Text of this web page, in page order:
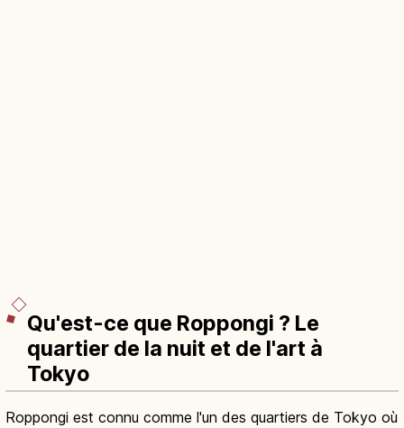
Qu'est-ce que Roppongi ? Le
quartier de la nuit et de l'art à
Tokyo
Roppongi est connu comme l'un des quartiers de Tokyo où